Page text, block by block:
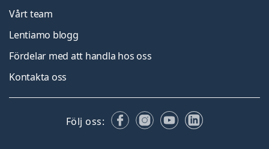
Vårt team
Lentiamo blogg
Fördelar med att handla hos oss
Kontakta oss
Följ oss: FacebookInstagram
YouTubeLinkedIn